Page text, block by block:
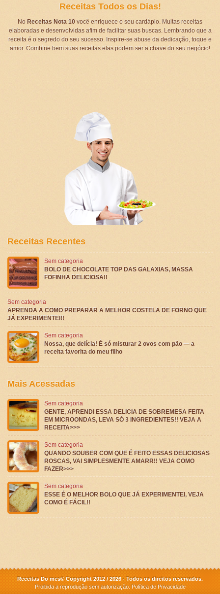
Receitas Todos os Dias!
No Receitas Nota 10você enriquece o seu cardápio. Muitas receitas
elaboradas e desenvolvidas afim de facilitar suas buscas. Lembrando que a
receita é o segredo do seu sucesso. Inspire-se abuse da dedicação, toque e
amor. Combine bem suas receitas elas podem ser a chave do seu negócio!
Receitas Recentes
Sem categoria
BOLO DE CHOCOLATE TOP DAS GALAXIAS, MASSA
FOFINHA DELICIOSA!!
Sem categoria
APRENDA A COMO PREPARAR A MELHOR COSTELA DE FORNO QUE
JÁ EXPERIMENTEI!!
Sem categoria
Nossa, que delícia! É só misturar 2 ovos com pão — a
receita favorita do meu filho
Mais Acessadas
Sem categoria
GENTE, APRENDI ESSA DELICIA DE SOBREMESA FEITA
EM MICROONDAS, LEVA SÓ 3 INGREDIENTES!! VEJA A
RECEITA>>>
Sem categoria
QUANDO SOUBER COM QUE É FEITO ESSAS DELICIOSAS
ROSCAS, VAI SIMPLESMENTE AMARR!! VEJA COMO
FAZER>>>
Sem categoria
ESSE É O MELHOR BOLO QUE JÁ EXPERIMENTEI, VEJA
COMO É FÁCIL!!
Receitas Do mes© Copyright 2012 / 2026 - Todos os direitos reservados.
Proibida a reprodução sem autorização. Política de Privacidade